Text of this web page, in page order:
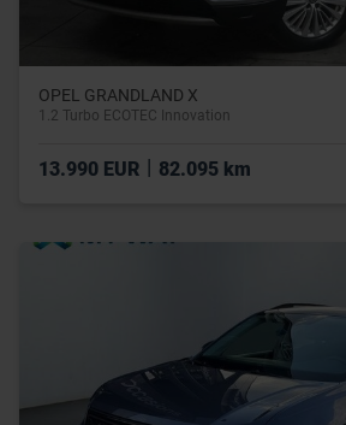
OPEL GRANDLAND X
1.2 Turbo ECOTEC Innovation
13.990 EUR 82.095 km